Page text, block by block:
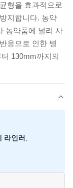
형을 효과적으로
지합니다. 농약
농약품에 널리 사
응으로 인한 병
130mm까지의
라인러